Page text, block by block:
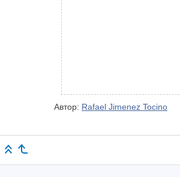
Автор: Rafael Jimenez Tocino